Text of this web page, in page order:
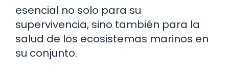
esencial no solo para su
supervivencia, sino también para la
salud de los ecosistemas marinos en
su conjunto.